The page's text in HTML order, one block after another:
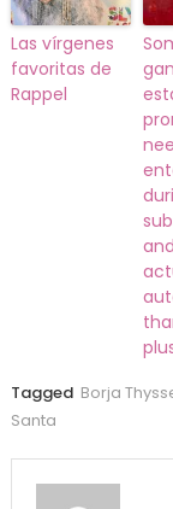
Las vírgenes
favoritas de
Rappel
Tagged Borja
Santa